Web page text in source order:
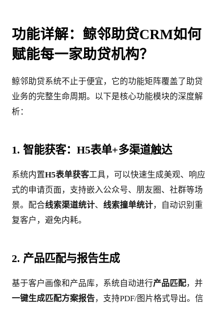
功能详解：鲸邻助贷CRM如何
赋能每一家助贷机构？
鲸邻助贷系统不止于便宜，它的功能矩阵覆盖了助贷
业务的完整生命周期。以下是核心功能模块的深度解
析：
1. 智能获客：H5表单+多渠道触达
系统内置H5表单获客工具，可以快速生成美观、响应
式的申请页面，支持嵌入公众号、朋友圈、社群等场
景。配合线索渠道统计、 线索撞单统计，自动识别重
复客户，避免内耗。
2. 产品匹配与报告生成
基于客户画像和产品库，系统自动进行产品匹配，并
一键生成匹配方案报告，支持PDF/图片格式导出。信